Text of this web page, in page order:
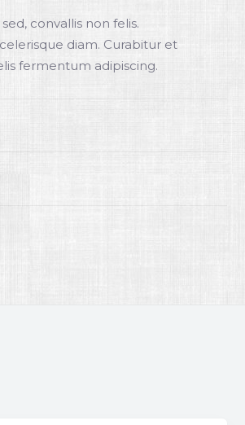
convallis non felis.
diam. Curabitur et
fermentum adipiscing.